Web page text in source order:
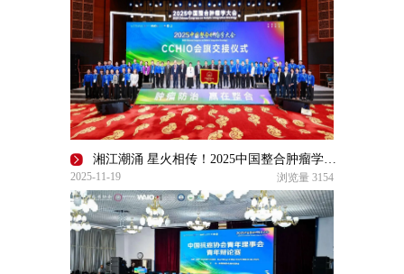
湘江潮涌 星火相传！2025中国整合肿瘤学大会昆明圆满收官，2026 CCHIO长沙之约再启整合新篇
2025-11-19 浏览量 3154